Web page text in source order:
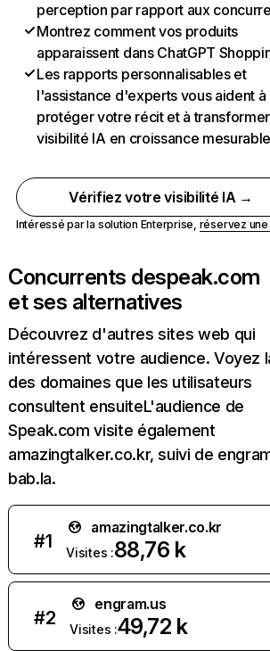
perception par rapport aux
Montrez comment vos produits
apparaissent dans ChatGPT
Les rapports personnalisables et
l'assistance d'experts vous aident à
protéger votre récit et à
visibilité IA en croissance
Vérifiez votre visibilité IA →
Intéressé par la solution Enterprise, réservez
Concurrents despeak.com
et ses alternatives
Découvrez d'autres sites web qui
intéressent votre audience. Voyez
des domaines que les utilisateurs
consultent ensuiteL'audience de
Speak.com visite également
amazingtalker.co.kr, suivi de
bab.la.
#1
amazingtalker.co.kr
Visites :88,76 k
#2
engram.us
Visites :49,72 k